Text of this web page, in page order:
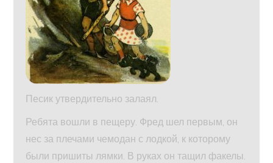
Песик утвердительно залаял.
Ребята вошли в пещеру. Фред шел первым, он
нес за плечами чемодан с лодкой, к которому
были пришиты лямки. В руках он тащил факелы.